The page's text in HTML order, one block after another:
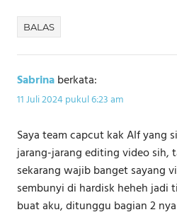
BALAS
Sabrinaberkata:
11 Juli 2024 pukul 6:23 am
Saya team capcut kak AIf yang
jarang-jarang editing video sih,
sekarang wajib banget sayang
sembunyi di hardisk heheh jadi
buat aku, ditunggu bagian 2